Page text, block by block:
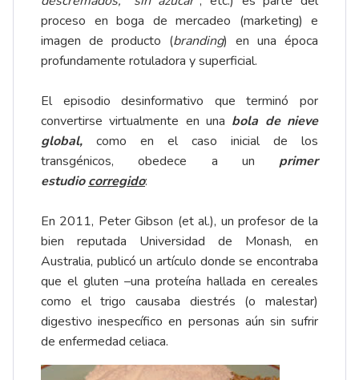
proceso en boga de mercadeo (marketing) e
imagen de producto (branding) en una época
profundamente rotuladora y superficial.
El episodio desinformativo que terminó por
convertirse virtualmente en una bola de nieve
global, como en el caso inicial de los
transgénicos, obedece a un primer
estudiocorregido:
En 2011, Peter Gibson (et al.), un profesor de la
bien reputada Universidad de Monash, en
Australia, publicó un artículo donde se encontraba
que el gluten –una proteína hallada en cereales
como el trigo causaba diestrés (o malestar)
digestivo inespecífico en personas aún sin sufrir
de enfermedad celiaca.